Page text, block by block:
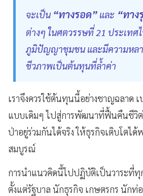
จะเป็น “ทางรอด” และ “ทาง
ต่างๆ ในศตวรรษที่ 21 ประเท
ภูมิปัญญาชุมชน และมีความหล
ชีวภาพเป็นต้นทุนที่ล้ำค่า
เราจึงควรใช้ต้นทุนนี้อย่างชาญฉลาด
แบบเดิมๆ ไปสู่การพัฒนาที่ฟื้นคืนชีวิ
ป่าอยู่ร่วมกันได้จริง ให้ธุรกิจเติบโตไ
สมบูรณ์
การนำแนวคิดนี้ไปปฏิบัติเป็นวาระที่ทุ
ตั้งแต่รัฐบาล นักธุรกิจ เกษตรกร นักท่